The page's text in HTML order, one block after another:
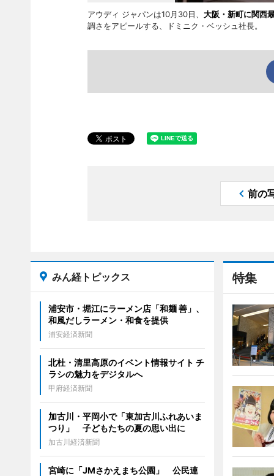
アウディ ジャパンは10月30日、 大阪・新町に関西
調さをアピールする、ドミニク・ベッシュ社長。
前の
特集
みん経トピックス
浦安市・堀江にラーメン店「和麺 善」、
和風だしラーメン・和食を提供
浦安経済新聞
北杜・清里高原のイベント情報サイト チ
ラシの魅力をデジタルへ
甲府経済新聞
加古川・平岡小で「東加古川ふれあいま
つり」 子どもたちの夏の思い出に
加古川経済新聞
宮崎に「JMさかえまち公園」 公民連